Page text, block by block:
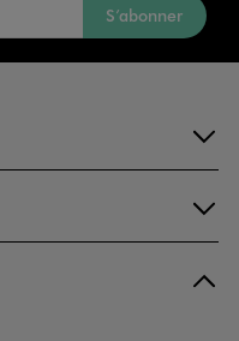
S’abonner